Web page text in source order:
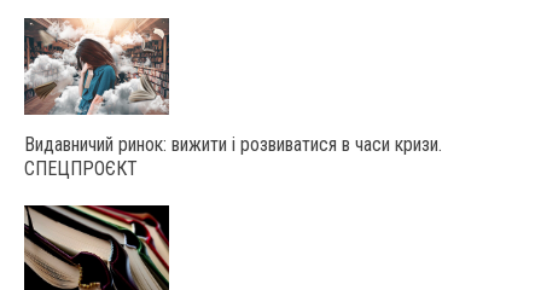
Видавничий ринок: вижити і розвиватися в часи кризи.
СПЕЦПРОЄКТ